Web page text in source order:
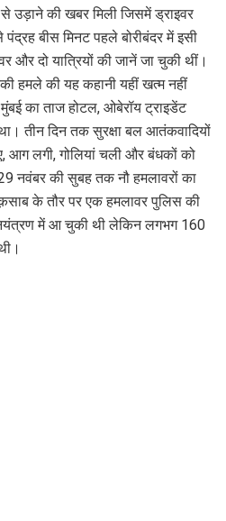
उड़ाने की खबर मिली जिसमें ड्राइवर
बीस मिनट पहले बोरीबंदर में इसी
और दो यात्रियों की जानें जा चुकी थीं।
हमले की यह कहानी यहीं खत्म नहीं
का ताज होटल, ओबेरॉय ट्राइडेंट
तीन दिन तक सुरक्षा बल आतंकवादियों
आग लगी, गोलियां चली और बंधकों को
नवंबर की सुबह तक नौ हमलावरों का
के तौर पर एक हमलावर पुलिस की
में आ चुकी थी लेकिन लगभग 160